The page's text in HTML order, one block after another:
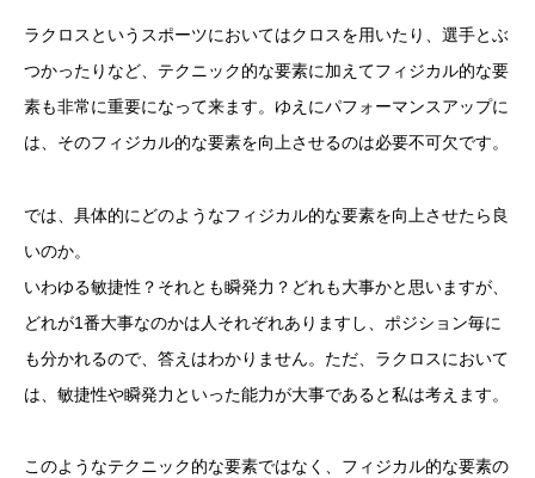
ラクロスというスポーツにおいてはクロスを用いたり、選手とぶ
つかったりなど、テクニック的な要素に加えてフィジカル的な要
素も非常に重要になって来ます。ゆえにパフォーマンスアップに
は、そのフィジカル的な要素を向上させるのは必要不可欠です。
では、具体的にどのようなフィジカル的な要素を向上させたら良
いのか。
いわゆる敏捷性？それとも瞬発力？どれも大事かと思いますが、
どれが1番大事なのかは人それぞれありますし、ポジション毎に
も分かれるので、答えはわかりません。ただ、ラクロスにおいて
は、敏捷性や瞬発力といった能力が大事であると私は考えます。
このようなテクニック的な要素ではなく、フィジカル的な要素の